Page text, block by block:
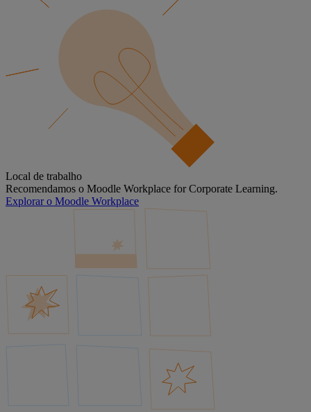
Local de trabalho
Recomendamos o Moodle Workplace for Corporate Learning.
Explorar o Moodle Workplace